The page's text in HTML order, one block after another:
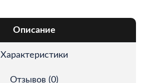
Описание
Характеристики
Отзывов (0)